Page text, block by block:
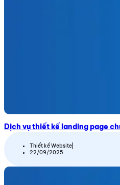
Dịch vụ thiết kế landing page
Thiết kế Website
22/09/2025